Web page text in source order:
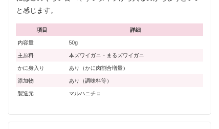
と感じます。
項目 詳細
内容量 50g
主原料 本ズワイガニ・まるズワイガニ
かに身入り あり（かに肉割合増量）
添加物 あり（調味料等）
製造元 マルハニチロ